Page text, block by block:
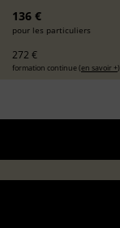
136 €
pour les particuliers
272 €
formation continue (en savoir +)